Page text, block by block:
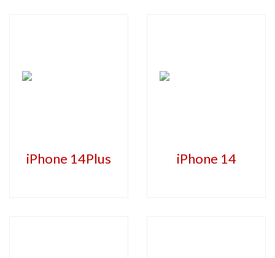
iPhone 14Plus iPhone 14